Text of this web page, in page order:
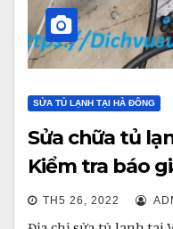
SỬA TỦ LẠNH TẠI HÀ ĐÔNG
Sửa chữa tủ
Kiểm tra báo
TH5 26, 2022